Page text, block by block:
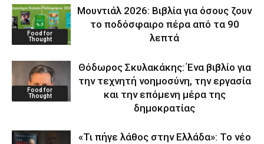
Food for
Thought
Μουντιάλ 2026: Βιβλία για όσους ζουν
το ποδόσφαιρο πέρα από τα 90
λεπτά
Food for
Thought
Θόδωρος Σκυλακάκης: Ένα βιβλίο για
την τεχνητή νοημοσύνη, την εργασία
και την επόμενη μέρα της
δημοκρατίας
«Τι πήγε λάθος στην Ελλάδα»: Το νέο